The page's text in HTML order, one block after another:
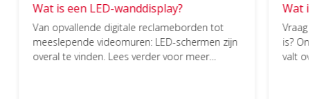
Wat is een LED-wanddisplay?
Van opvallende digitale reclameborden tot
meeslepende videomuren: LED-schermen zijn
overal te vinden. Lees verder voor meer
Wat
is?
valt